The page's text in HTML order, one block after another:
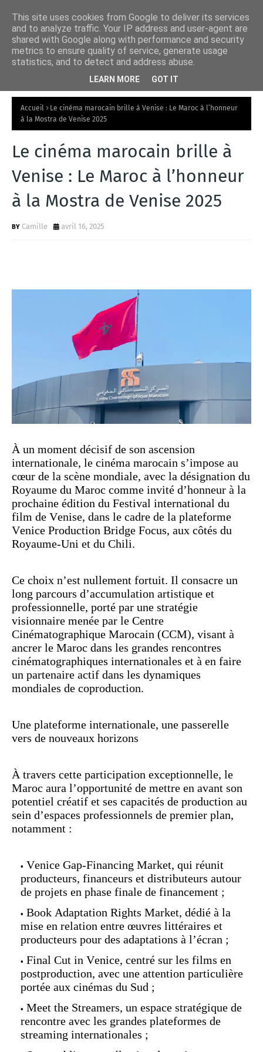
Accueil
Le cinéma marocain brille à Venise : Le Maroc à l’honneur
à la Mostra de Venise 2025
Le cinéma marocain brille à
Venise : Le Maroc à l’honneur
à la Mostra de Venise 2025
Camille avril 16, 2025
À un moment décisif de son ascension
internationale, le cinéma marocain s’impose au
cœur de la scène mondiale, avec la désignation du
Royaume du Maroc comme invité d’honneur à la
prochaine édition du Festival international du
film de Venise, dans le cadre de la plateforme
Venice Production Bridge Focus, aux côtés du
Royaume-Uni et du Chili.
Ce choix n’est nullement fortuit. Il consacre un
long parcours d’accumulation artistique et
professionnelle, porté par une stratégie
visionnaire menée par le Centre
Cinématographique Marocain (CCM), visant à
ancrer le Maroc dans les grandes rencontres
cinématographiques internationales et à en faire
un partenaire actif dans les dynamiques
mondiales de coproduction.
Une plateforme internationale, une passerelle
vers de nouveaux horizons
À travers cette participation exceptionnelle, le
Maroc aura l’opportunité de mettre en avant son
potentiel créatif et ses capacités de production au
sein d’espaces professionnels de premier plan,
notamment :
Venice Gap-Financing Market, qui réunit
producteurs, financeurs et distributeurs autour
de projets en phase finale de financement ;
Book Adaptation Rights Market, dédié à la
mise en relation entre œuvres littéraires et
producteurs pour des adaptations à l’écran ;
Final Cut in Venice, centré sur les films en
postproduction, avec une attention particulière
portée aux cinémas du Sud ;
Meet the Streamers, un espace stratégique de
rencontre avec les grandes plateformes de
streaming internationales ;
This site uses cookies from Google to deliver its services
and to analyze traffic. Your IP address and user-agent are
shared with Google along with performance and security
metrics to ensure quality of service, generate usage
statistics, and to detect and address abuse.
LEARN MORE GOT IT